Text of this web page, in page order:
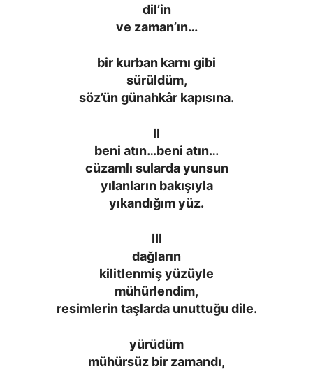
dil’in
ve zaman’ın…
bir kurban karnı gibi
sürüldüm,
söz’ün günahkâr kapısına.
II
beni atın…beni atın…
cüzamlı sularda yunsun
yılanların bakışıyla
yıkandığım yüz.
III
dağların
kilitlenmiş yüzüyle
mühürlendim,
resimlerin taşlarda unuttuğu dile.
yürüdüm
mühürsüz bir zamandı,